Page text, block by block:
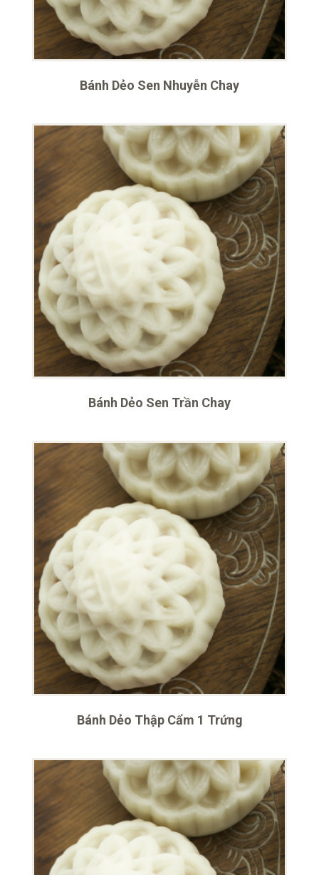
Bánh Dẻo Sen Nhuyễn Chay
Bánh Dẻo Sen Trần Chay
Bánh Dẻo Thập Cẩm 1 Trứng